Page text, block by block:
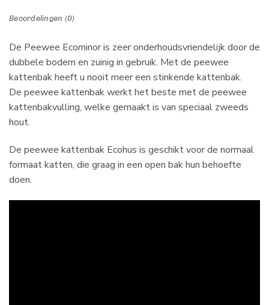
Beoordelingen (0)
De Peewee Ecominor is zeer onderhoudsvriendelijk door de
dubbele bodem en zuinig in gebruik. Met de peewee
kattenbak heeft u nooit meer een stinkende kattenbak.
De peewee kattenbak werkt het beste met de peewee
kattenbakvulling, welke gemaakt is van speciaal zweeds
hout.
De peewee kattenbak Ecohus is geschikt voor de normaal
formaat katten, die graag in een open bak hun behoefte
doen.